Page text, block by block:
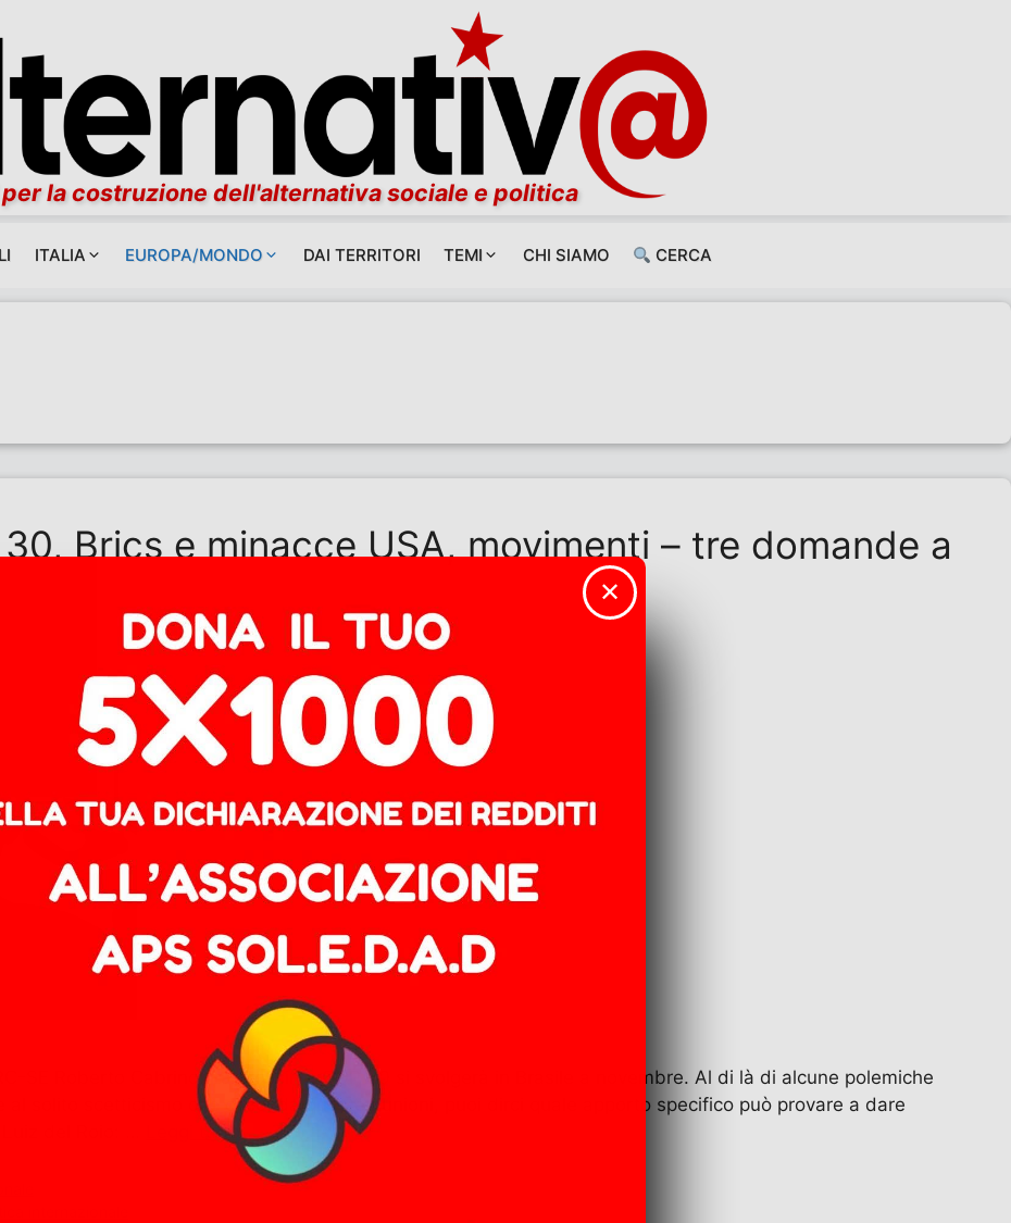
la costruzione dell'alternativa sociale e politica
ITALIA EUROPA/MONDO DAI TERRITORI TEMI CHI SIAMO CERCA
Brics e minacce USA, movimenti – tre domande a
SE Roberto Cabrino: La prossima COP 30 si svolgerà in Brasile a novembre. Al di là di alcune polemiche
al solito scetticismo che circonda queste riunioni, puoi dirci quale apporto specifico può provare a dare
del Roio: …
Leggi tutto
✕